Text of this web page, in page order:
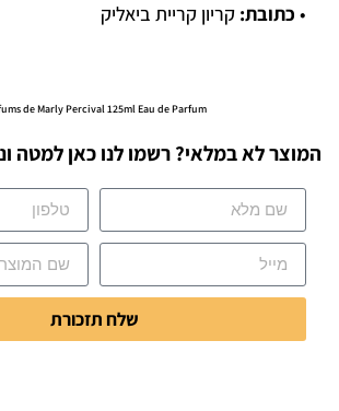
• כתובת: קריון קריית ביאליק
de Marly Percival 125ml Eau de Parfum
המוצר לא במלאי? רשמו לנו כאן למטה
שלח תזכורת